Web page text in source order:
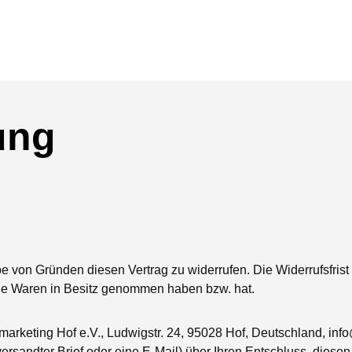
Gründen diesen Vertrag zu widerrufen. Die
Waren in Besitz genommen haben bzw. hat.
Hof e.V., Ludwigstr. 24, 95028 Hof, Deutschland,